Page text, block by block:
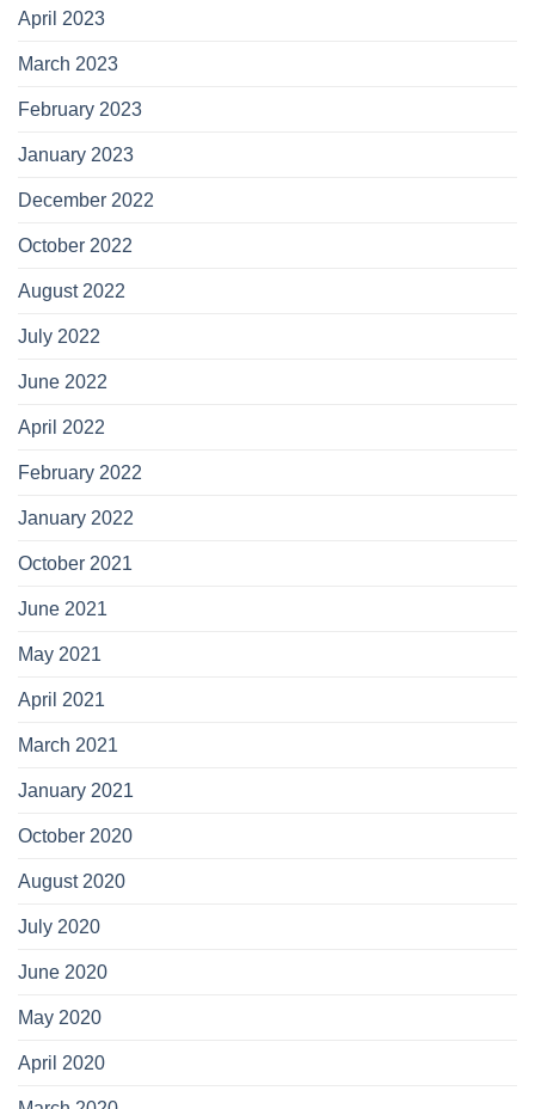
April 2023
March 2023
February 2023
January 2023
December 2022
October 2022
August 2022
July 2022
June 2022
April 2022
February 2022
January 2022
October 2021
June 2021
May 2021
April 2021
March 2021
January 2021
October 2020
August 2020
July 2020
June 2020
May 2020
April 2020